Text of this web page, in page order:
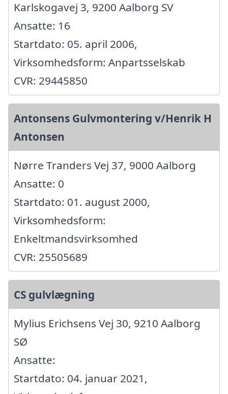
Karlskogavej 3, 9200 Aalborg SV
Ansatte: 16
Startdato: 05. april 2006,
Virksomhedsform: Anpartsselskab
CVR: 29445850
Antonsens Gulvmontering v/Henrik H
Antonsen
Nørre Tranders Vej 37, 9000 Aalborg
Ansatte: 0
Startdato: 01. august 2000,
Virksomhedsform:
Enkeltmandsvirksomhed
CVR: 25505689
CS gulvlægning
Mylius Erichsens Vej 30, 9210 Aalborg
SØ
Ansatte:
Startdato: 04. januar 2021,